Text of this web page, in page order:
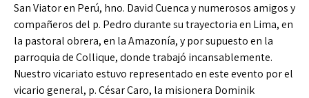
San Viator en Perú, hno. David Cuenca y numerosos amigos y
compañeros del p. Pedro durante su trayectoria en Lima, en
la pastoral obrera, en la Amazonía, y por supuesto en la
parroquia de Collique, donde trabajó incansablemente.
Nuestro vicariato estuvo representado en este evento por el
vicario general, p. César Caro, la misionera Dominik